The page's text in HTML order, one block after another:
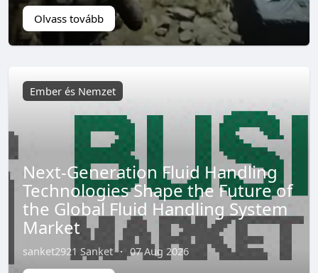
Olvass tovább
Ember és Nemzet
Next-Generation Fluid Handling
Technologies Shape the Future of
the Global Fluid Handling System
Market
sanket2921 Sanket · 07 Aug 2026